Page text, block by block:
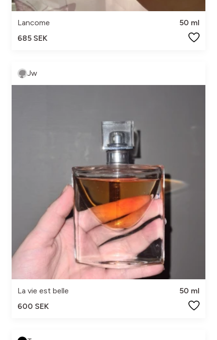
Lancome
50 ml
685 SEK
Jw
La vie est belle
50 ml
600 SEK